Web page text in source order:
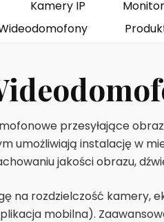
Kamery IP
przesyłające
umożliwiają instalację w
jakości obrazu,
na rozdzielczość kamery,
mobilna).